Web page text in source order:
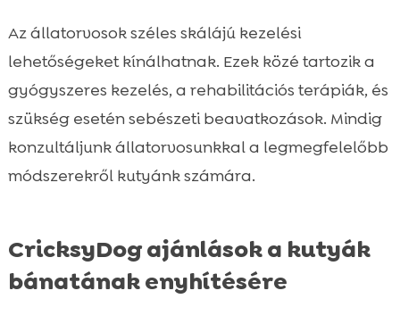
Az állatorvosok széles skálájú kezelési
lehetőségeket kínálhatnak. Ezek közé tartozik a
gyógyszeres kezelés, a rehabilitációs terápiák, és
szükség esetén sebészeti beavatkozások. Mindig
konzultáljunk állatorvosunkkal a legmegfelelőbb
módszerekről kutyánk számára.
CricksyDog ajánlások a kutyák
bánatának enyhítésére